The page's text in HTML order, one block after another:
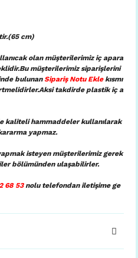
cm)
olan müşterilerimiz iç apara
müşterilerimiz siparişlerini
bulunanSipariş Notu Eklekısmı
takdirde plastik iç a
kaliteli hammaddeler kullanılarak
yapmaz.
isteyen müşterilerimiz gerek
bölümünden ulaşabilirler.
68 53nolu telefondan iletişime ge